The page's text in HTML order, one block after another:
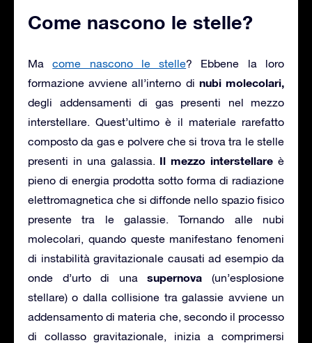
Come nascono le stelle?
Macome nascono le stelle? Ebbene la loro
formazione avviene all’interno di nubi molecolari,
degli addensamenti di gas presenti nel mezzo
interstellare. Quest’ultimo è il materiale rarefatto
composto da gas e polvere che si trova tra le stelle
presenti in una galassia. Il mezzo interstellare è
pieno di energia prodotta sotto forma di radiazione
elettromagnetica che si diffonde nello spazio fisico
presente tra le galassie. Tornando alle nubi
molecolari, quando queste manifestano fenomeni
di instabilità gravitazionale causati ad esempio da
onde d’urto di unasupernova (un’esplosione
stellare) o dalla collisione tra galassie avviene un
addensamento di materia che, secondo il processo
di collasso gravitazionale, inizia a comprimersi